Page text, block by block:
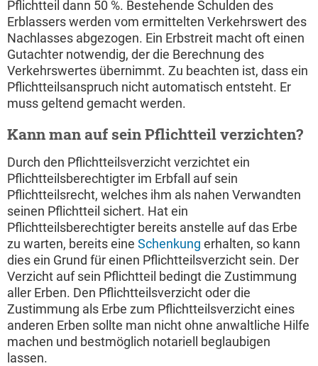
Pflichtteil dann 50 %. Bestehende Schulden des
Erblassers werden vom ermittelten Verkehrswert des
Nachlasses abgezogen. Ein Erbstreit macht oft einen
Gutachter notwendig, der die Berechnung des
Verkehrswertes übernimmt. Zu beachten ist, dass ein
Pflichtteilsanspruch nicht automatisch entsteht. Er
muss geltend gemacht werden.
Kann man auf sein Pflichtteil verzichten?
Durch den Pflichtteilsverzicht verzichtet ein
Pflichtteilsberechtigter im Erbfall auf sein
Pflichtteilsrecht, welches ihm als nahen Verwandten
seinen Pflichtteil sichert. Hat ein
Pflichtteilsberechtigter bereits anstelle auf das Erbe
zu warten, bereits eine Schenkung erhalten, so kann
dies ein Grund für einen Pflichtteilsverzicht sein. Der
Verzicht auf sein Pflichtteil bedingt die Zustimmung
aller Erben. Den Pflichtteilsverzicht oder die
Zustimmung als Erbe zum Pflichtteilsverzicht eines
anderen Erben sollte man nicht ohne anwaltliche Hilfe
machen und bestmöglich notariell beglaubigen
lassen.